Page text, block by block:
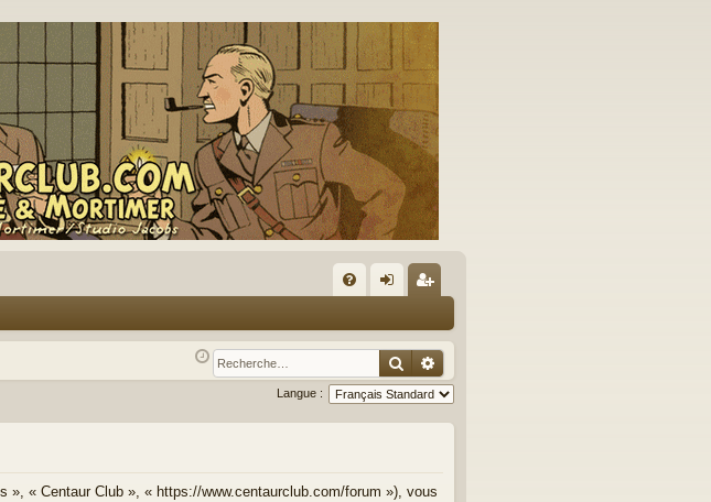
Q ne
xi
nr
eg
r
Rechercher
Recherche avancée
Langue :
», « Centaur Club », « https://www.centaurclub.com/forum »), vous